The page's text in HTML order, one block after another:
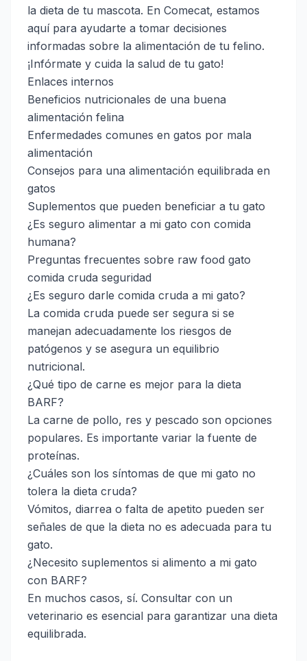
la dieta de tu mascota. En Comecat, estamos
aquí para ayudarte a tomar decisiones
informadas sobre la alimentación de tu felino.
¡Infórmate y cuida la salud de tu gato!
Enlaces internos
Beneficios nutricionales de una buena
alimentación felina
Enfermedades comunes en gatos por mala
alimentación
Consejos para una alimentación equilibrada en
gatos
Suplementos que pueden beneficiar a tu gato
¿Es seguro alimentar a mi gato con comida
humana?
Preguntas frecuentes sobre raw food gato
comida cruda seguridad
¿Es seguro darle comida cruda a mi gato?
La comida cruda puede ser segura si se
manejan adecuadamente los riesgos de
patógenos y se asegura un equilibrio
nutricional.
¿Qué tipo de carne es mejor para la dieta
BARF?
La carne de pollo, res y pescado son opciones
populares. Es importante variar la fuente de
proteínas.
¿Cuáles son los síntomas de que mi gato no
tolera la dieta cruda?
Vómitos, diarrea o falta de apetito pueden ser
señales de que la dieta no es adecuada para tu
gato.
¿Necesito suplementos si alimento a mi gato
con BARF?
En muchos casos, sí. Consultar con un
veterinario es esencial para garantizar una dieta
equilibrada.